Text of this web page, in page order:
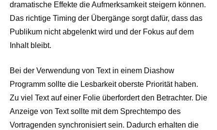
dramatische Effekte die Aufmerksamkeit steigern können.
Das richtige Timing der Übergänge sorgt dafür, dass das
Publikum nicht abgelenkt wird und der Fokus auf dem
Inhalt bleibt.
Bei der Verwendung von Text in einem Diashow
Programm sollte die Lesbarkeit oberste Priorität haben.
Zu viel Text auf einer Folie überfordert den Betrachter. Die
Anzeige von Text sollte mit dem Sprechtempo des
Vortragenden synchronisiert sein. Dadurch erhalten die